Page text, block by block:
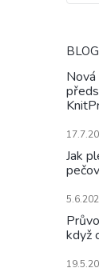
Jak
když